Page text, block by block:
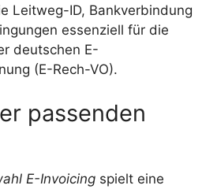
Leitweg-ID, Bankverbindung
essenziell für die
deutschen E-
(E-Rech-VO).
passenden
E-Invoicing spielt eine